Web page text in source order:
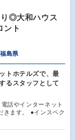
り◎大和ハウス
ント
島県
トホテルズで、最
るスタッフとして
話やインターネット
きます。 ●インスペク